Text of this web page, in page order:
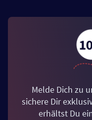
Melde Dich zu
sichere Dir
erhältst Du